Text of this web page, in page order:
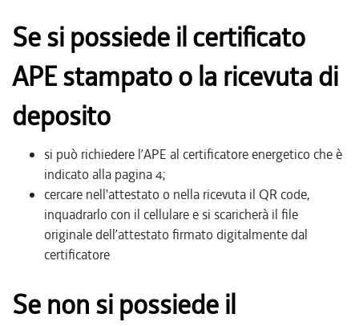
Se si possiede il certificato
APE stampato o la ricevuta di
deposito
si può richiedere l’APE al certificatore energetico che è
indicato alla pagina 4;
cercare nell'attestato o nella ricevuta il QR code,
inquadrarlo con il cellulare e si scaricherà il file
originale dell’attestato firmato digitalmente dal
certificatore
Se non si possiede il